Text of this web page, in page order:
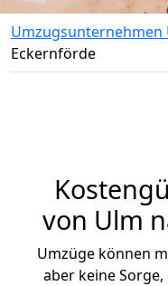
Umzugsunternehmen
Eckernförde
von Ulm
Umzüge können
aber keine